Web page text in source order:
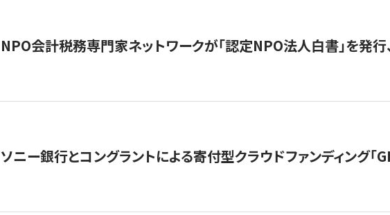
NPO会計税務専門家ネットワークが「認定NPO法人白書」を発
ソニー銀行とコングラントによる寄付型クラウドファンディング